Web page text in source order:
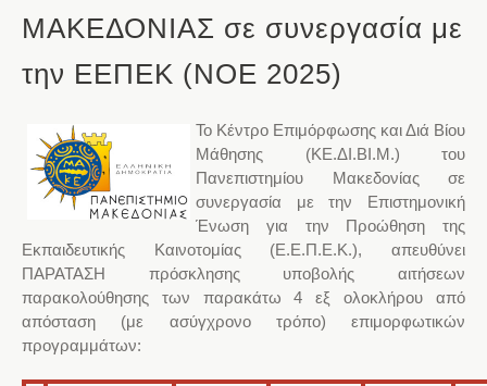
ΜΑΚΕΔΟΝΙΑΣ σε συνεργασία με
την ΕΕΠΕΚ (ΝΟΕ 2025)
Το Κέντρο Επιμόρφωσης και Διά Βίου
Μάθησης (ΚΕ.ΔΙ.ΒΙ.Μ.) του
Πανεπιστημίου Μακεδονίας σε
συνεργασία με την Επιστημονική
Ένωση για την Προώθηση της
Εκπαιδευτικής Καινοτομίας (Ε.Ε.Π.Ε.Κ.), απευθύνει
ΠΑΡΑΤΑΣΗ πρόσκλησης υποβολής αιτήσεων
παρακολούθησης των παρακάτω 4 εξ ολοκλήρου από
απόσταση (με ασύγχρονο τρόπο) επιμορφωτικών
προγραμμάτων: